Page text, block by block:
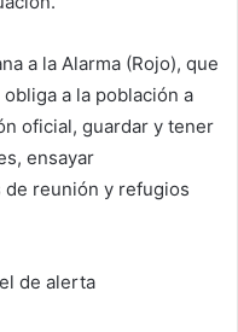
a la Alarma (Rojo), que
a la población a
oficial, guardar y tener
ensayar
reunión y refugios
de alerta